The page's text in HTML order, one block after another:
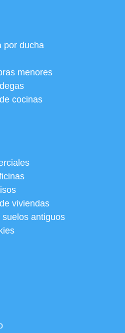
por ducha
menores
cocinas
viviendas
antiguos